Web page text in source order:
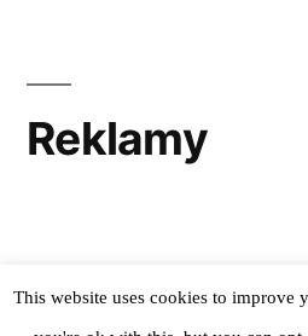
Reklamy
This website uses cookies to improve